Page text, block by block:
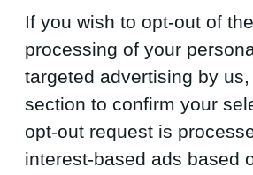
If you wish to opt-out of
processing of your
targeted advertising by
section to confirm your
opt-out request is
interest-based ads based